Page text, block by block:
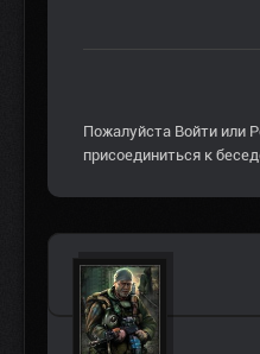
Пожалуйста Войти или
присоединиться к